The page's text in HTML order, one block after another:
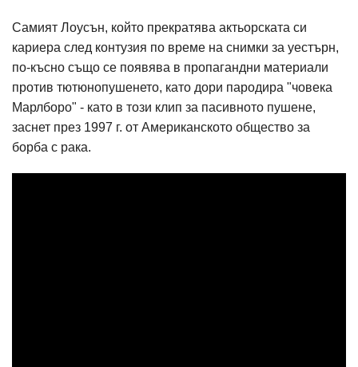
Самият Лоусън, който прекратява актьорската си
кариера след контузия по време на снимки за уестърн,
по-късно също се появява в пропагандни материали
против тютюнопушенето, като дори пародира "човека
Марлборо" - като в този клип за пасивното пушене,
заснет през 1997 г. от Американското общество за
борба с рака.